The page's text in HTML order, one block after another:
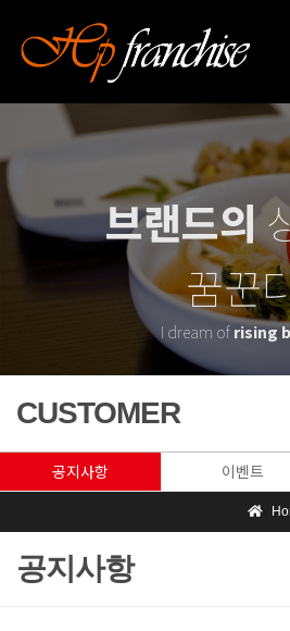
브랜드의
꿈꾼
I dream of rising
CUSTOMER
공지사항 이벤트
공지사항